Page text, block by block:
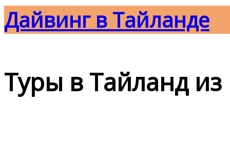
Дайвинг в Тайланде
Туры в Тайланд